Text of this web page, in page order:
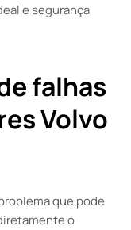
e segurança
falhas
Volvo
que pode
o